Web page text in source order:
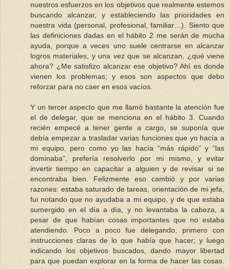
nuestros esfuerzos en los objetivos que realmente estemos
buscando alcanzar, y estableciendo las prioridades en
nuestra vida (personal, profesional, familiar…). Siento que
las definiciones dadas en el hábito 2 me serán de mucha
ayuda, porque a veces uno suele centrarse en alcanzar
logros materiales, y una vez que se alcanzan, ¿qué viene
ahora? ¿Me satisfizo alcanzar ese objetivo? Ahí es donde
vienen los problemas; y esos son aspectos que debo
reforzar para no caer en esos vacíos.
Y un tercer aspecto que me llamó bastante la atención fue
el de delegar, que se menciona en el hábito 3. Cuando
recién empecé a tener gente a cargo, se suponía que
debía empezar a trasladar varias funciones que yo hacía a
mi equipo, pero como yo las hacía “más rápido” y “las
dominaba”, prefería resolverlo por mi mismo, y evitar
invertir tiempo en capacitar a alguien y de revisar si se
encontraba bien. Felizmente eso cambió y por varias
razones: estaba saturado de tareas, orientación de mi jefa,
fui notando que no ayudaba a mi equipo, y de que estaba
sumergido en el día a día, y no levantaba la cabeza, a
pesar de que habían cosas importantes que no estaba
atendiendo. Poco a poco fue delegando, primero con
instrucciones claras de lo que había que hacer; y luego
indicando los objetivos buscados, dando mayor libertad
para que puedan explorar en la forma de hacer las cosas.